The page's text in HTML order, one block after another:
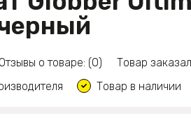
Отзывы о товаре: (0)
Товар
Товар в наличии